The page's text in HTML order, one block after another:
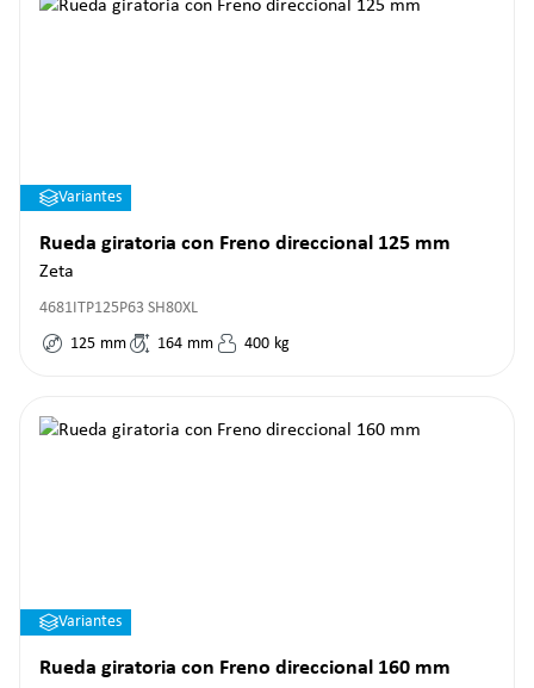
Variantes
Rueda giratoria con Freno direccional 125 mm
Zeta
4681ITP125P63 SH80XL
125 mm 164 mm 400 kg
Variantes
Rueda giratoria con Freno direccional 160 mm